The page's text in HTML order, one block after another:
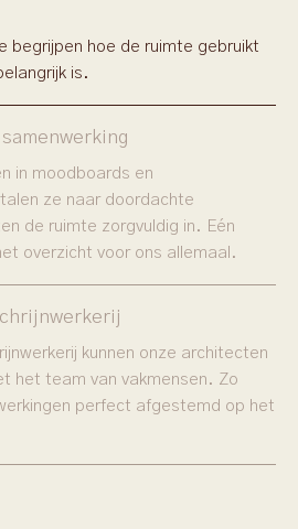
begrijpen hoe de ruimte gebruikt
is.
in moodboards en
ze naar doordachte
de ruimte zorgvuldig in. Eén
overzicht voor ons allemaal.
kunnen onze architecten
het team van vakmensen. Zo
perfect afgestemd op het